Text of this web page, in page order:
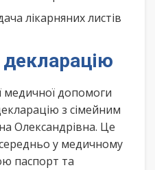
лікарняних листів
декларацію
медичної допомоги
з сімейним
Олександрівна. Це
у медичному
паспорт та